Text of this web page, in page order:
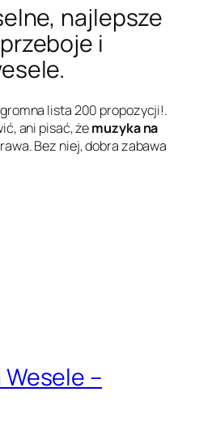
najlepsze
i
lista 200 propozycji!.
ani pisać, żemuzyka na
Bez niej, dobra zabawa
–